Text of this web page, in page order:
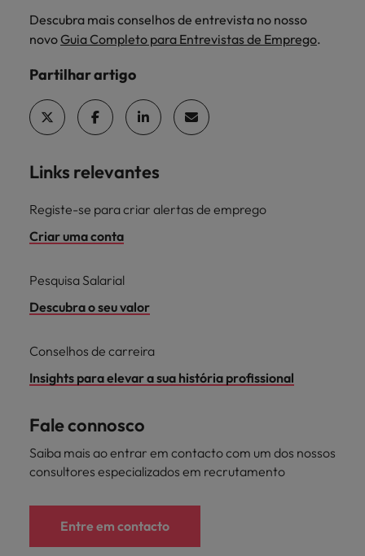
Descubra mais conselhos de entrevista no nosso
novoGuia Completo para Entrevistas de Emprego.
Partilhar artigo
Links relevantes
Registe-se para criar alertas de emprego
Criar uma conta
Pesquisa Salarial
Descubra o seu valor
Conselhos de carreira
Insights para elevar a sua história profissional
Fale connosco
Saiba mais ao entrar em contacto com um dos nossos
consultores especializados em recrutamento
Entre em contacto